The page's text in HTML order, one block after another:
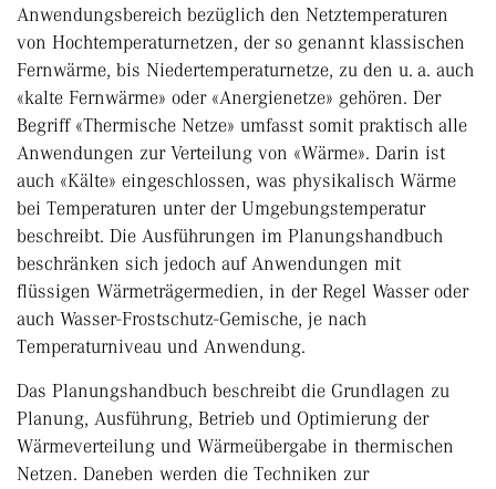
Anwendungsbereich bezüglich den Netztemperaturen
von Hochtemperaturnetzen, der so genannt klassischen
Fernwärme, bis Niedertemperaturnetze, zu den u. a. auch
«kalte Fernwärme» oder «Anergienetze» gehören. Der
Begriff «Thermische Netze» umfasst somit praktisch alle
Anwendungen zur Verteilung von «Wärme». Darin ist
auch «Kälte» eingeschlossen, was physikalisch Wärme
bei Temperaturen unter der Umgebungstemperatur
beschreibt. Die Ausführungen im Planungshandbuch
beschränken sich jedoch auf Anwendungen mit
flüssigen Wärmeträgermedien, in der Regel Wasser oder
auch Wasser-Frostschutz-Gemische, je nach
Temperaturniveau und Anwendung.
Das Planungshandbuch beschreibt die Grundlagen zu
Planung, Ausführung, Betrieb und Optimierung der
Wärmeverteilung und Wärmeübergabe in thermischen
Netzen. Daneben werden die Techniken zur